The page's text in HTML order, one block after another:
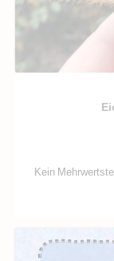
Kein